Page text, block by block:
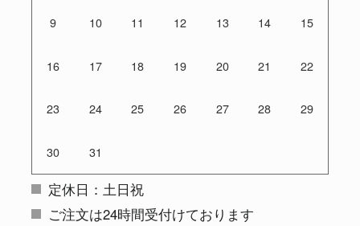
9 10 11 12 13 14 15
16 17 18 19 20 21 22
23 24 25 26 27 28 29
30 31
定休日：土日祝
ご注文は24時間受付けております